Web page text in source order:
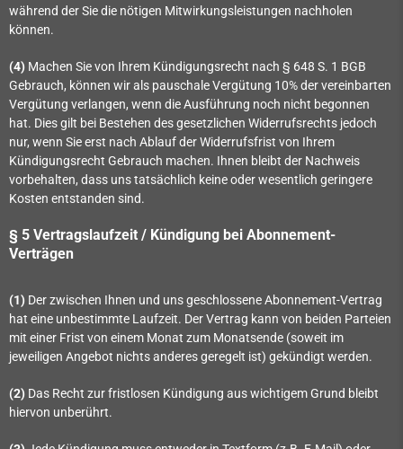
während der Sie die nötigen Mitwirkungsleistungen nachholen
können.
(4) Machen Sie von Ihrem Kündigungsrecht nach § 648 S. 1 BGB
Gebrauch, können wir als pauschale Vergütung 10% der vereinbarten
Vergütung verlangen, wenn die Ausführung noch nicht begonnen
hat. Dies gilt bei Bestehen des gesetzlichen Widerrufsrechts jedoch
nur, wenn Sie erst nach Ablauf der Widerrufsfrist von Ihrem
Kündigungsrecht Gebrauch machen. Ihnen bleibt der Nachweis
vorbehalten, dass uns tatsächlich keine oder wesentlich geringere
Kosten entstanden sind.
§ 5 Vertragslaufzeit / Kündigung bei Abonnement-
Verträgen
(1) Der zwischen Ihnen und uns geschlossene Abonnement-Vertrag
hat eine unbestimmte Laufzeit. Der Vertrag kann von beiden Parteien
mit einer Frist von einem Monat zum Monatsende (soweit im
jeweiligen Angebot nichts anderes geregelt ist) gekündigt werden.
(2) Das Recht zur fristlosen Kündigung aus wichtigem Grund bleibt
hiervon unberührt.